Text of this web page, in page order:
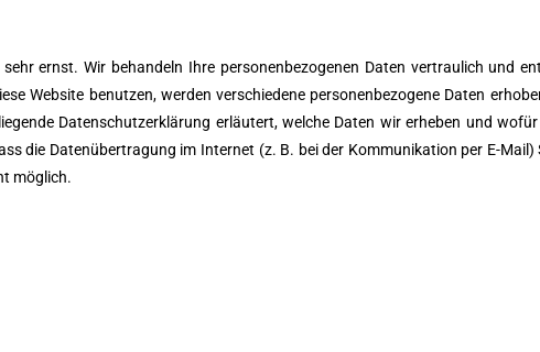
ernst. Wir behandeln Ihre personenbezogenen Daten vertraulich und
Website benutzen, werden verschiedene personenbezogene Daten
Datenschutzerklärung erläutert, welche Daten wir erheben und
die Datenübertragung im Internet (z. B. bei der Kommunikation per E-
möglich.